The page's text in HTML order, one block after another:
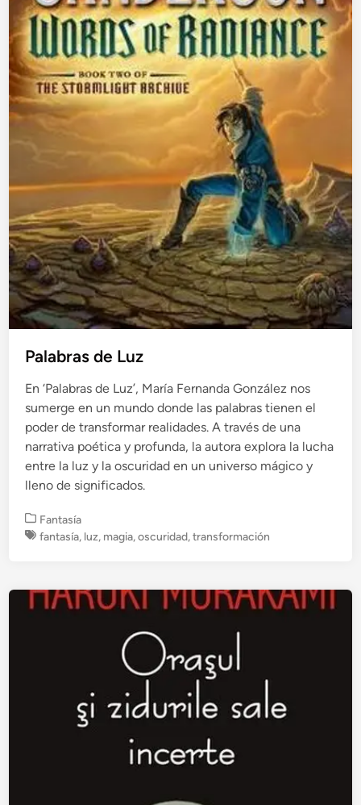
Palabras de Luz
En ‘Palabras de Luz’, María Fernanda González nos
sumerge en un mundo donde las palabras tienen el
poder de transformar realidades. A través de una
narrativa poética y profunda, la autora explora la lucha
entre la luz y la oscuridad en un universo mágico y
lleno de significados.
P
u
i
Fantasía
fantasía, luz, magia,oscuridad,transformación